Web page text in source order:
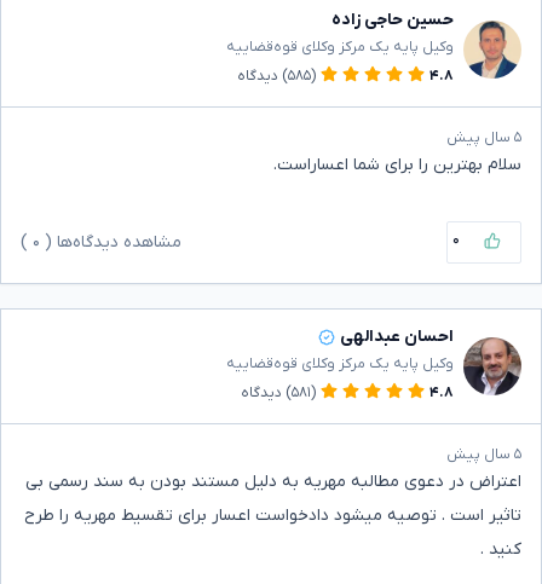
حسین حاجی زاده
وکیل پایه یک مرکز وکلای قوه‌قضاییه
۴.۸
(۵۸۵) دیدگاه
۵ سال پیش
سلام بهترین را برای شما اعساراست.
۰ مشاهده دیدگاه‌ها ( ۰
احسان عبدالهی
وکیل پایه یک مرکز وکلای قوه‌قضاییه
۴.۸
(۵۸۱) دیدگاه
۵ سال پیش
اعتراض در دعوی مطالبه مهریه به دلیل مستند بودن به سند رسمی بی
تاثیر است . توصیه میشود دادخواست اعسار برای تقسیط مهریه را طرح
کنید .